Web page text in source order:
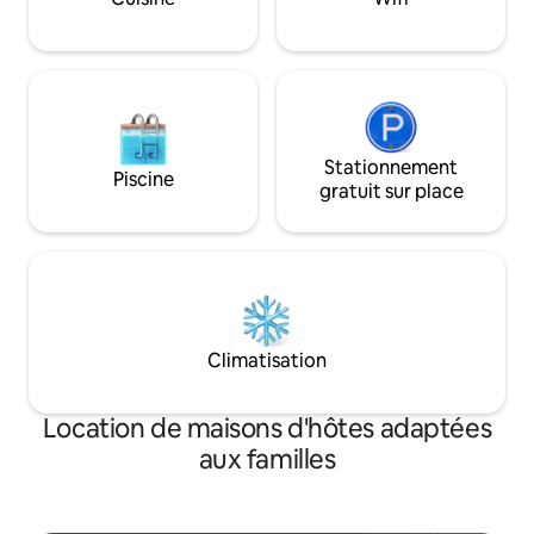
travaux de rénovation dans le quartier.
transferts
mémorable.
Piscine
Stationnement
gratuit sur place
Climatisation
Location de maisons d'hôtes adaptées
aux familles